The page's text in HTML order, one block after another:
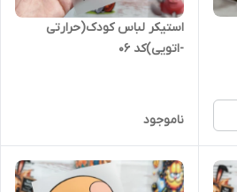
استیکر لباس کودک(حرارتی
-اتویی)کد ۰۶
ناموجود